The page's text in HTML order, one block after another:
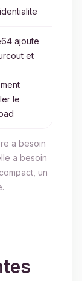
ajoute
et
le
a besoin
a besoin
un